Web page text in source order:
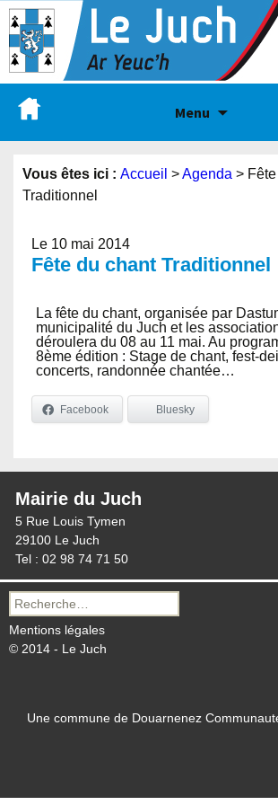
Menu
Vous êtes ici : Accueil >Agenda >
Traditionnel
Le 10 mai 2014
Fête du chant Traditionnel
La fête du chant, organisée par
municipalité du Juch et les
déroulera du 08 au 11 mai. Au
8ème édition : Stage de chant, fest-
concerts, randonnée chantée…
Facebook Bluesky
Mairie du Juch
5 Rue Louis Tymen
29100 Le Juch
Tel : 02 98 74 71 50
Recherche
pour :
Mentions légales
© 2014 - Le Juch
Une commune de Douarnenez